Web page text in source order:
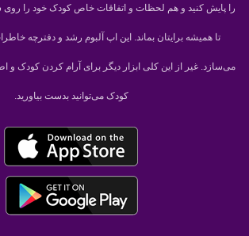
را پایش کنید و هم لحظات و اتفاقات خاص کودک خود را روی
تا همیشه برایتان بماند. این اپ آلبوم رشد و دفترچه
می‌سازد. غیر از این کلی ابزار دیگر برای آرام کردن کودک و
کودک می‌توانید بدست بیاورید.